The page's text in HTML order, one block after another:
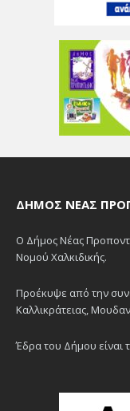
ΔΉΜΟΣ ΝΈΑΣ
Ο Δήμος Νέας
Νομού Χαλκιδικής.
Προέκυψε από την
Καλλικράτειας,
Έδρα του Δήμου είναι